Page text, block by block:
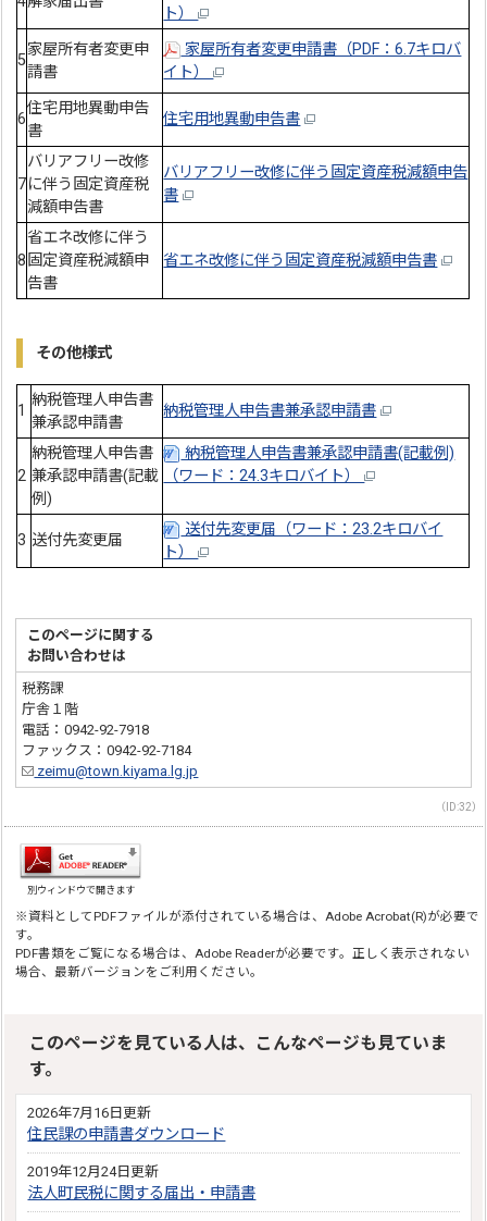
ト）
5
家屋所有者変更申
請書
家屋所有者変更申請書（PDF：6.7キロバ
イト）
6
住宅用地異動申告
書
住宅用地異動申告書
7
バリアフリー改修
に伴う固定資産税
減額申告書
バリアフリー改修に伴う固定資産税減額申告
書
8
省エネ改修に伴う
固定資産税減額申
告書
省エネ改修に伴う固定資産税減額申告書
その他様式
1
納税管理人申告書
兼承認申請書
納税管理人申告書兼承認申請書
2
納税管理人申告書
兼承認申請書(記載
例)
納税管理人申告書兼承認申請書(記載例)
（ワード：24.3キロバイト）
3 送付先変更届
送付先変更届（ワード：23.2キロバイ
ト）
このページに関する
お問い合わせは
税務課
庁舎１階
電話：0942-92-7918
ファックス：0942-92-7184
zeimu@town.kiyama.lg.jp
（ID:32）
別ウィンドウで開きます
※資料としてPDFファイルが添付されている場合は、Adobe Acrobat(R)が必要で
す。
PDF書類をご覧になる場合は、Adobe Readerが必要です。正しく表示されない
場合、最新バージョンをご利用ください。
このページを見ている人は、こんなページも見ていま
す。
2026年7月16日更新
住民課の申請書ダウンロード
2019年12月24日更新
法人町民税に関する届出・申請書